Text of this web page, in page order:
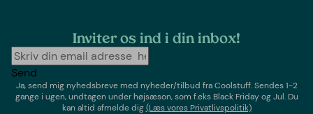
Inviter os ind i din inbox!
Send
Ja, send mig nyhedsbreve med nyheder/tilbud fraCoolstuff. Sendes 1-2
gange i ugen,undtagen under højsæson, som f.eks Black Friday og Jul. Du
kan altid afmelde dig(Læs vores Privatlivspolitik)